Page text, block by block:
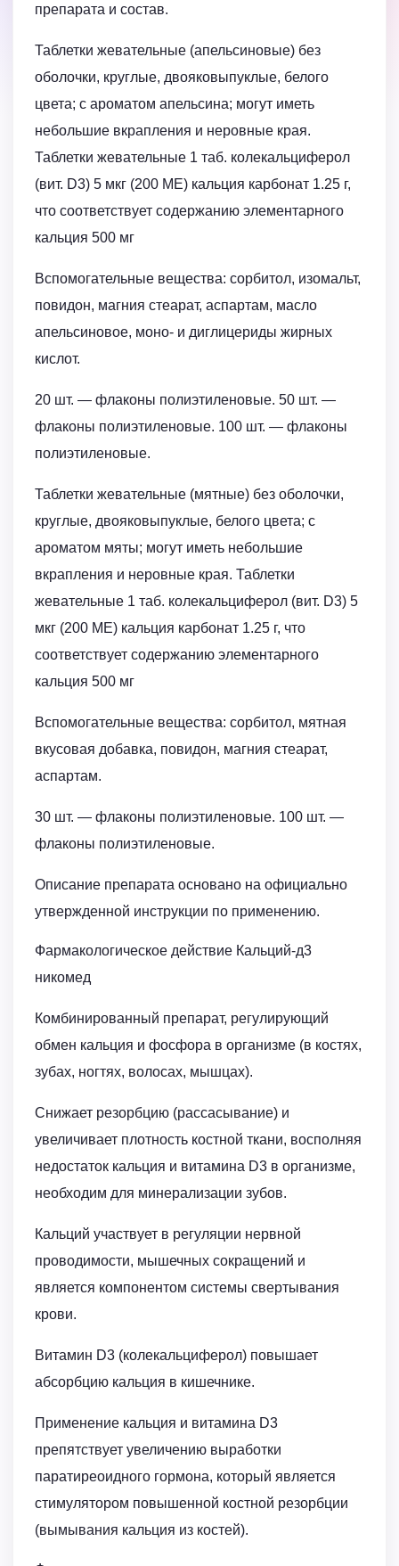
препарата и состав.
Таблетки жевательные (апельсиновые) без
оболочки, круглые, двояковыпуклые, белого
цвета; с ароматом апельсина; могут иметь
небольшие вкрапления и неровные края.
Таблетки жевательные 1 таб. колекальциферол
(вит. D3) 5 мкг (200 МЕ) кальция карбонат 1.25 г,
что соответствует содержанию элементарного
кальция 500 мг
Вспомогательные вещества: сорбитол, изомальт,
повидон, магния стеарат, аспартам, масло
апельсиновое, моно- и диглицериды жирных
кислот.
20 шт. — флаконы полиэтиленовые. 50 шт. —
флаконы полиэтиленовые. 100 шт. — флаконы
полиэтиленовые.
Таблетки жевательные (мятные) без оболочки,
круглые, двояковыпуклые, белого цвета; с
ароматом мяты; могут иметь небольшие
вкрапления и неровные края. Таблетки
жевательные 1 таб. колекальциферол (вит. D3) 5
мкг (200 МЕ) кальция карбонат 1.25 г, что
соответствует содержанию элементарного
кальция 500 мг
Вспомогательные вещества: сорбитол, мятная
вкусовая добавка, повидон, магния стеарат,
аспартам.
30 шт. — флаконы полиэтиленовые. 100 шт. —
флаконы полиэтиленовые.
Описание препарата основано на официально
утвержденной инструкции по применению.
Фармакологическое действие Кальций-д3
никомед
Комбинированный препарат, регулирующий
обмен кальция и фосфора в организме (в костях,
зубах, ногтях, волосах, мышцах).
Снижает резорбцию (рассасывание) и
увеличивает плотность костной ткани, восполняя
недостаток кальция и витамина D3 в организме,
необходим для минерализации зубов.
Кальций участвует в регуляции нервной
проводимости, мышечных сокращений и
является компонентом системы свертывания
крови.
Витамин D3 (колекальциферол) повышает
абсорбцию кальция в кишечнике.
Применение кальция и витамина D3
препятствует увеличению выработки
паратиреоидного гормона, который является
стимулятором повышенной костной резорбции
(вымывания кальция из костей).